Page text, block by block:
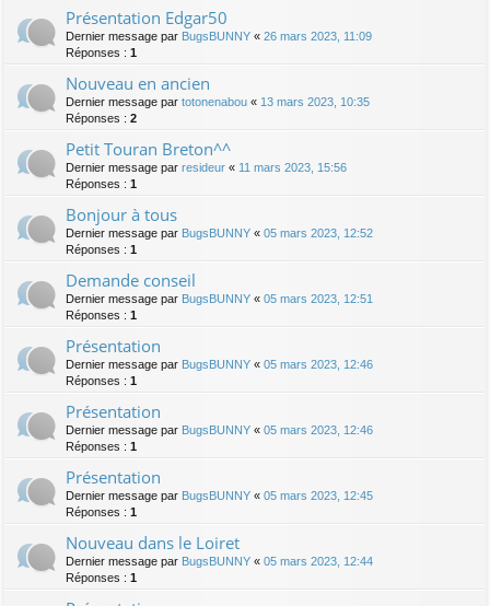
Présentation Edgar50
Dernier message par BugsBUNNY « 26 mars 2023, 11:09
Réponses : 1
Nouveau en ancien
Dernier message par totonenabou « 13 mars 2023, 10:35
Réponses : 2
Petit Touran Breton^^
Dernier message par resideur « 11 mars 2023, 15:56
Réponses : 1
Bonjour à tous
Dernier message par BugsBUNNY « 05 mars 2023, 12:52
Réponses : 1
Demande conseil
Dernier message par BugsBUNNY « 05 mars 2023, 12:51
Réponses : 1
Présentation
Dernier message par BugsBUNNY « 05 mars 2023, 12:46
Réponses : 1
Présentation
Dernier message par BugsBUNNY « 05 mars 2023, 12:46
Réponses : 1
Présentation
Dernier message par BugsBUNNY « 05 mars 2023, 12:45
Réponses : 1
Nouveau dans le Loiret
Dernier message par BugsBUNNY « 05 mars 2023, 12:44
Réponses : 1